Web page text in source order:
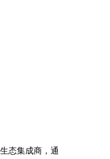
态集成商，通